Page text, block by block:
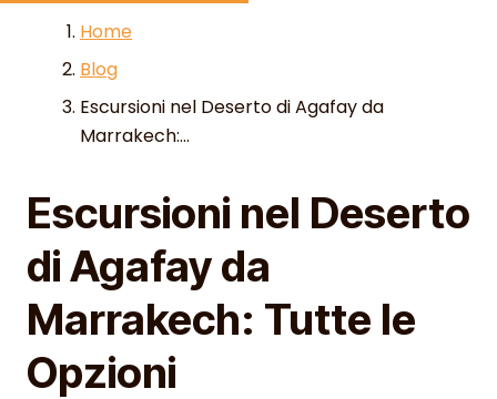
Skip to content
Home
Blog
Escursioni nel Deserto di Agafay da
Marrakech:...
Escursioni nel Deserto
di Agafay da
Marrakech: Tutte le
Opzioni